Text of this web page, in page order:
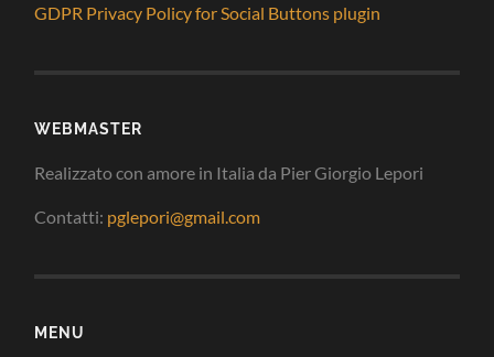
GDPR Privacy Policy for Social Buttons plugin
WEBMASTER
Realizzato con amore in Italia da Pier Giorgio Lepori
Contatti: pglepori@gmail.com
MENU